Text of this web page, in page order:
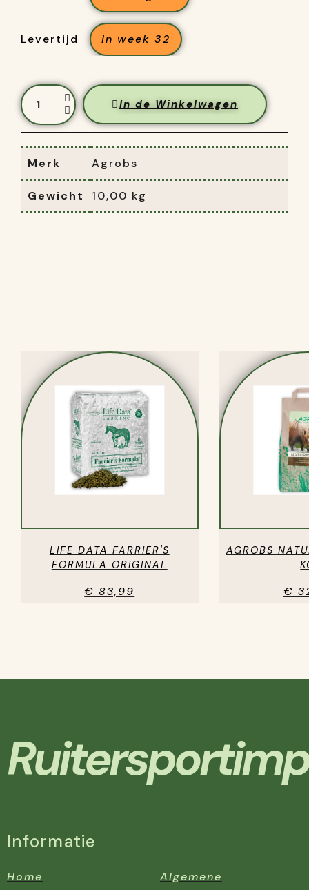
Levertijd In week 32
In de Winkelwagen
Merk Agrobs
Gewicht 10,00 kg
LIFE DATA FARRIER'S
FORMULA ORIGINAL
€ 83,99
AGROBS
€
Informatie
Home
Algemene